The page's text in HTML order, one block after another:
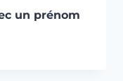
un prénom